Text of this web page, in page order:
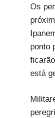
Os
ponto
está